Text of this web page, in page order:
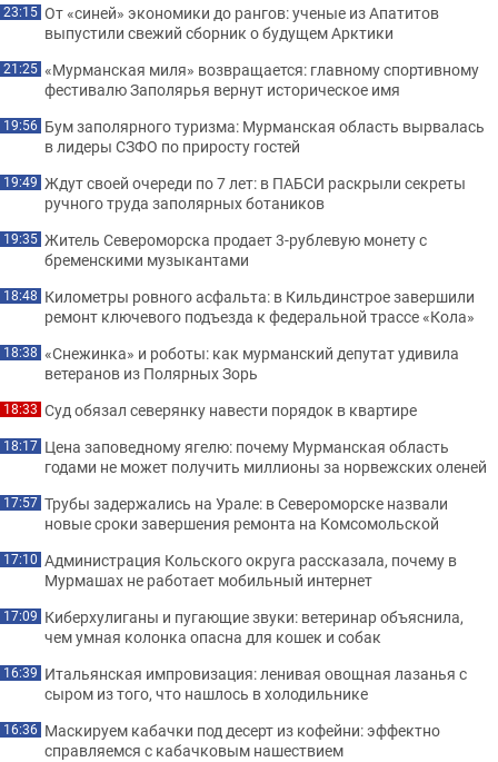
23:15 От «синей» экономики до рангов: ученые из Апатитов
выпустили свежий сборник о будущем Арктики
21:25 «Мурманская миля» возвращается: главному спортивному
фестивалю Заполярья вернут историческое имя
19:56 Бум заполярного туризма: Мурманская область вырвалась
в лидеры СЗФО по приросту гостей
19:49 Ждут своей очереди по 7 лет: в ПАБСИ раскрыли секреты
ручного труда заполярных ботаников
19:35 Житель Североморска продает 3-рублевую монету с
бременскими музыкантами
18:48 Километры ровного асфальта: в Кильдинстрое завершили
ремонт ключевого подъезда к федеральной трассе «Кола»
18:38 «Снежинка» и роботы: как мурманский депутат удивила
ветеранов из Полярных Зорь
18:33 Суд обязал северянку навести порядок в квартире
18:17 Цена заповедному ягелю: почему Мурманская область
годами не может получить миллионы за норвежских оленей
17:57 Трубы задержались на Урале: в Североморске назвали
новые сроки завершения ремонта на Комсомольской
17:10 Администрация Кольского округа рассказала, почему в
Мурмашах не работает мобильный интернет
17:09 Киберхулиганы и пугающие звуки: ветеринар объяснила,
чем умная колонка опасна для кошек и собак
16:39 Итальянская импровизация: ленивая овощная лазанья с
сыром из того, что нашлось в холодильнике
16:36 Маскируем кабачки под десерт из кофейни: эффектно
справляемся с кабачковым нашествием